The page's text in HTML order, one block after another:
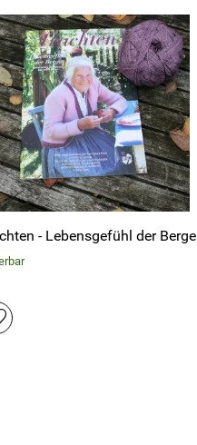
- Lebensgefühl der Berge